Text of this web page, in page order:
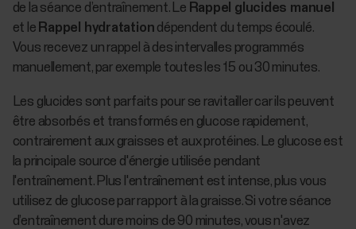
de la séance d’entraînement. Le Rappel glucides manuel
et le Rappel hydratation dépendent du temps écoulé.
Vous recevez un rappel à des intervalles programmés
manuellement, par exemple toutes les 15 ou 30 minutes.
Les glucides sont parfaits pour se ravitailler car ils peuvent
être absorbés et transformés en glucose rapidement,
contrairement aux graisses et aux protéines. Le glucose est
la principale source d'énergie utilisée pendant
l'entraînement. Plus l'entraînement est intense, plus vous
utilisez de glucose par rapport à la graisse. Si votre séance
d’entraînement dure moins de 90 minutes, vous n'avez